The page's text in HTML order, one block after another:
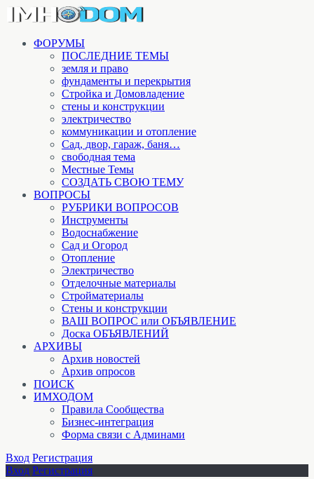
ФОРУМЫ
ПОСЛЕДНИЕ ТЕМЫ
земля и право
фундаменты и перекрытия
Стройка и Домовладение
стены и конструкции
электричество
коммуникации и отопление
Cад, двор, гараж, баня…
свободная тема
Местные Темы
СОЗДАТЬ СВОЮ ТЕМУ
ВОПРОСЫ
РУБРИКИ ВОПРОСОВ
Инструменты
Водоснабжение
Сад и Огород
Отопление
Электричество
Отделочные материалы
Стройматериалы
Стены и конструкции
ВАШ ВОПРОС или ОБЪЯВЛЕНИЕ
Доска ОБЪЯВЛЕНИЙ
АРХИВЫ
Архив новостей
Архив опросов
ПОИСК
ИМХОДОМ
Правила Сообщества
Бизнес-интеграция
Форма связи с Админами
Вход Регистрация
Вход Регистрация